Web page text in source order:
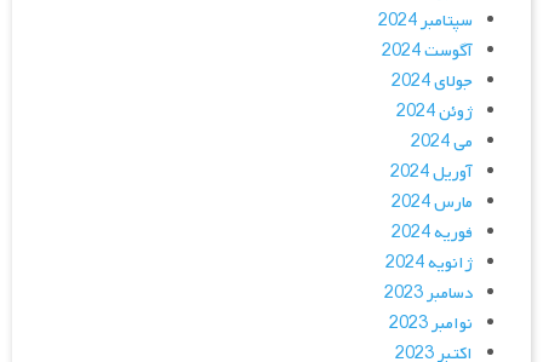
سپتامبر 2024
آگوست 2024
جولای 2024
ژوئن 2024
می 2024
آوریل 2024
مارس 2024
فوریه 2024
ژانویه 2024
دسامبر 2023
نوامبر 2023
اکتبر 2023